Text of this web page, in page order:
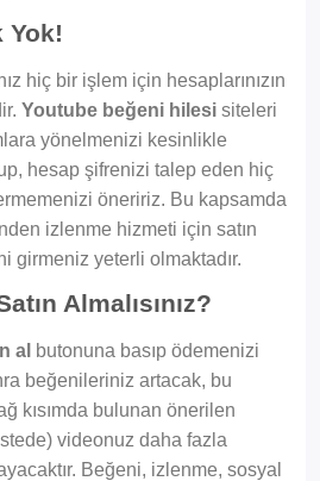
Yok!
hiç bir işlem için hesaplarınızın
Youtube beğeni hilesi siteleri
yönelmenizi kesinlikle
hesap şifrenizi talep eden hiç
öneririz. Bu kapsamda
izlenme hizmeti için satın
girmeniz yeterli olmaktadır.
Almalısınız?
al butonuna basıp ödemenizi
beğenileriniz artacak, bu
kısımda bulunan önerilen
videonuz daha fazla
Beğeni, izlenme, sosyal